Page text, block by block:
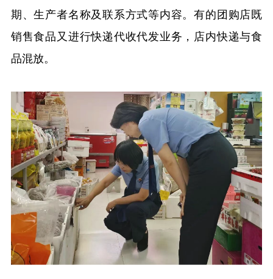
期、生产者名称及联系方式等内容。有的团购店既
销售食品又进行快递代收代发业务，店内快递与食
品混放。